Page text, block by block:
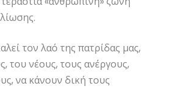
τον λαό της πατρίδας μας,
του νέους, τους ανέργους,
να κάνουν δική τους